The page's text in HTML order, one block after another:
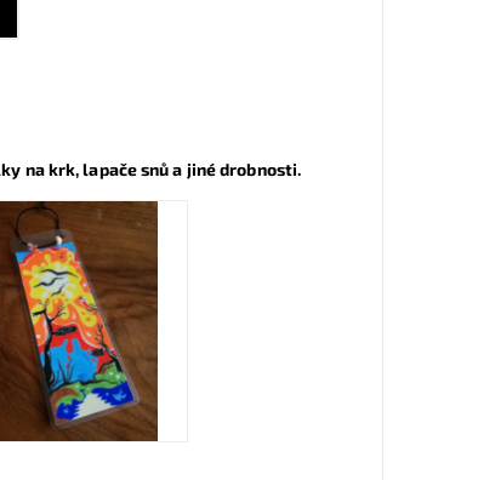
na krk, lapače snů a jiné drobnosti.